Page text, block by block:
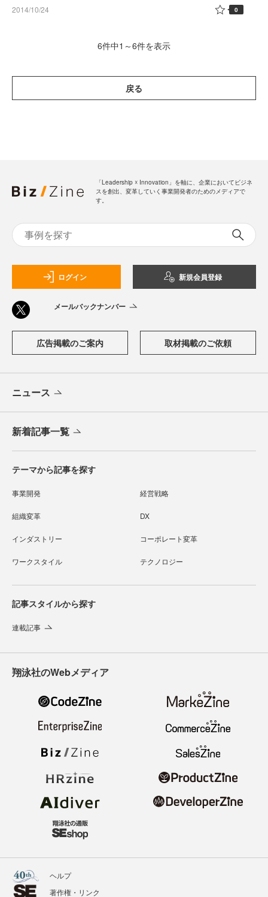
2014/10/24 0
6件中1～6件を表示
戻る
「Leadership ☓ Innovation」を軸に、企業においてビジネ
スを創出、変革していく事業開発者のためのメディアで
す。
ログイン 新規会員登録
メールバックナンバー
広告掲載のご案内 取材掲載のご依頼
ニュース
新着記事一覧
テーマから記事を探す
事業開発 経営戦略
組織変革 DX
インダストリー コーポレート変革
ワークスタイル テクノロジー
記事スタイルから探す
連載記事
翔泳社のWebメディア
ヘルプ
著作権・リンク